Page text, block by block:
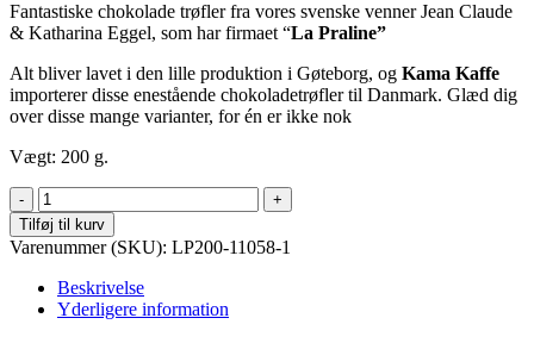
Fantastiske chokolade trøfler fra vores svenske venner Jean Claude
& Katharina Eggel, som har firmaet “La Praline”
Alt bliver lavet i den lille produktion i Gøteborg, og Kama Kaffe
importerer disse enestående chokoladetrøfler til Danmark. Glæd dig
over disse mange varianter, for én er ikke nok
Vægt: 200 g.
La
Praline
Chokoladetrøfler
-
Passionsfrugt
antal
Tilføj til kurv
Varenummer (SKU): LP200-11058-1
Beskrivelse
Yderligere information